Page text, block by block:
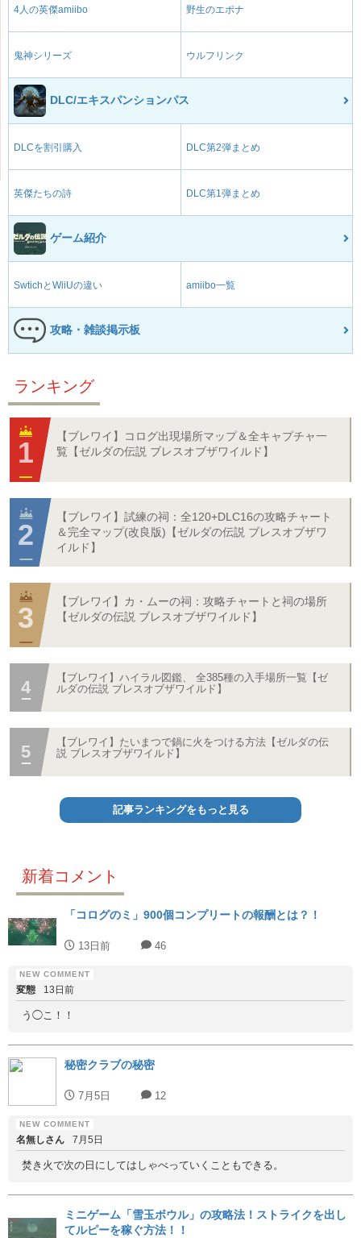
4人の英傑amiibo 野生のエポナ
鬼神シリーズ ウルフリンク
DLC/エキスパンションパス
DLCを割引購入 DLC第2弾まとめ
英傑たちの詩 DLC第1弾まとめ
ゲーム紹介
SwtichとWiiUの違い amiibo一覧
攻略・雑談掲示板
ランキング
【ブレワイ】コログ出現場所マップ＆全キャプチャ一
覧【ゼルダの伝説 ブレスオブザワイルド】
【ブレワイ】試練の祠：全120+DLC16の攻略チャート
＆完全マップ(改良版)【ゼルダの伝説 ブレスオブザワ
イルド】
【ブレワイ】カ・ムーの祠：攻略チャートと祠の場所
【ゼルダの伝説 ブレスオブザワイルド】
【ブレワイ】ハイラル図鑑、 全385種の入手場所一覧【ゼ
ルダの伝説 ブレスオブザワイルド】
【ブレワイ】たいまつで鍋に火をつける方法【ゼルダの伝
説 ブレスオブザワイルド】
記事ランキングをもっと見る
新着コメント
「コログのミ」900個コンプリートの報酬とは？！
13日前 46
変態 13日前
う◯こ！！
秘密クラブの秘密
7月5日 12
名無しさん 7月5日
焚き火で次の日にしてはしゃべっていくこともできる。
ミニゲーム「雪玉ボウル」の攻略法！ストライクを出し
てルピーを稼ぐ方法！！